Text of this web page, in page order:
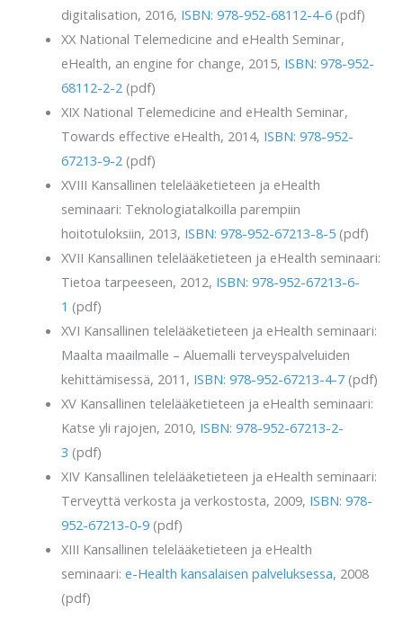
digitalisation, 2016, ISBN: 978-952-68112-4-6(pdf)
XX National Telemedicine and eHealth Seminar,
eHealth, an engine for change, 2015, ISBN: 978-952-
68112-2-2 (pdf)
XIX National Telemedicine and eHealth Seminar,
Towards effective eHealth, 2014, ISBN: 978-952-
67213-9-2 (pdf)
XVIII Kansallinen telelääketieteen ja eHealth
seminaari: Teknologiatalkoilla parempiin
hoitotuloksiin, 2013, ISBN: 978-952-67213-8-5(pdf)
XVII Kansallinen telelääketieteen ja eHealth seminaari:
Tietoa tarpeeseen, 2012, ISBN: 978-952-67213-6-
1 (pdf)
XVI Kansallinen telelääketieteen ja eHealth seminaari:
Maalta maailmalle – Aluemalli terveyspalveluiden
kehittämisessä, 2011, ISBN: 978-952-67213-4-7(pdf)
XV Kansallinen telelääketieteen ja eHealth seminaari:
Katse yli rajojen, 2010, ISBN: 978-952-67213-2-
3 (pdf)
XIV Kansallinen telelääketieteen ja eHealth seminaari:
Terveyttä verkosta ja verkostosta, 2009, ISBN: 978-
952-67213-0-9(pdf)
XIII Kansallinen telelääketieteen ja eHealth
seminaari: e-Health kansalaisen palveluksessa, 2008
(pdf)